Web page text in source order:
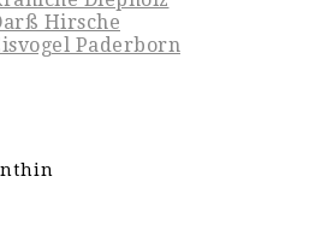
Hirsche
Paderborn